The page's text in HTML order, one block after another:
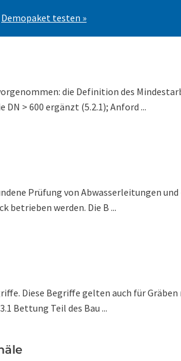
Demopaket testen »
die Definition des
> 600 ergänzt (5.2.1); Anford ...
Prüfung von Abwasserleitungen
betrieben werden. Die B ...
Diese Begriffe gelten auch für
Bettung Teil des Bau ...